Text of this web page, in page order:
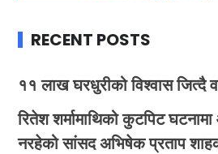
RECENT POSTS
११ लाख घरधुरीको विश्वास जित्दै
रितेश शर्मामाथिको कुटपिट
नरहेको सांसद अभिषेक प्रताप